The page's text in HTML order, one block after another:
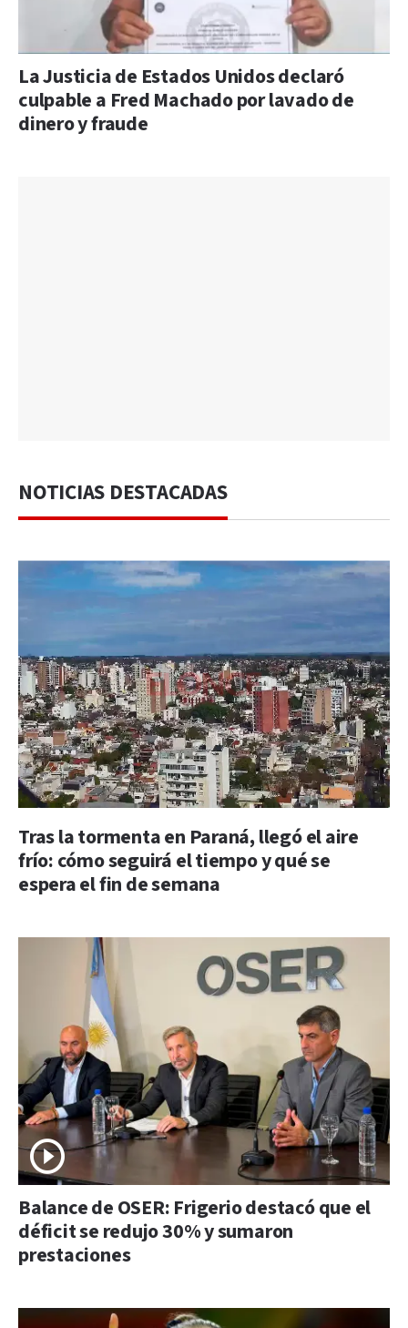
La Justicia de Estados Unidos declaró
culpable a Fred Machado por lavado de
dinero y fraude
NOTICIAS DESTACADAS
Tras la tormenta en Paraná, llegó el aire
frío: cómo seguirá el tiempo y qué se
espera el fin de semana
Balance de OSER: Frigerio destacó que el
déficit se redujo 30% y sumaron
prestaciones